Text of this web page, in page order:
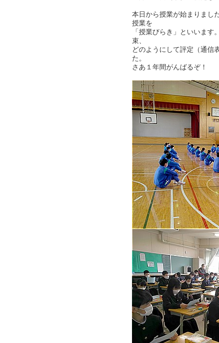
本日から授業が始まりまし
授業を
「授業びらき」といいま
束、
どのようにして評定（通信
た。
さあ１年間がんばるぞ！